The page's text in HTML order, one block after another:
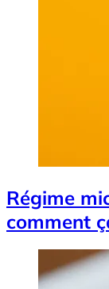
Régime
comment